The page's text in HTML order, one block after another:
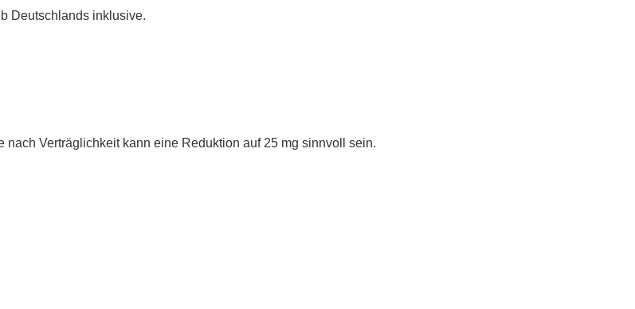
Deutschlands inklusive.
Verträglichkeit kann eine Reduktion auf 25 mg sinnvoll sein.